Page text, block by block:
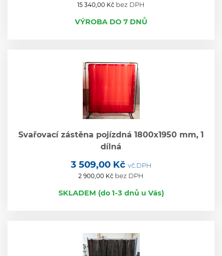
15 340,00 Kč bez DPH
VÝROBA DO 7 DNŮ
Svařovací zástěna pojízdná 1800x1950 mm, 1
dílná
3 509,00 Kč vč.DPH
2 900,00 Kč bez DPH
SKLADEM (do 1-3 dnů u Vás)